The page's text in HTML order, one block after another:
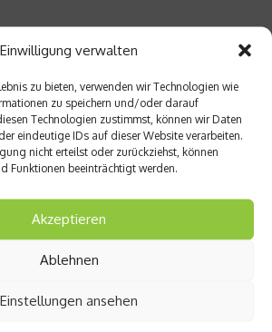
Einwilligung verwalten
zu bieten, verwenden wir Technologien wie
zu speichern und/oder darauf
Technologien zustimmst, können wir Daten
eindeutige IDs auf dieser Website verarbeiten.
nicht erteilst oder zurückziehst, können
Funktionen beeinträchtigt werden.
Akzeptieren
Ablehnen
Einstellungen ansehen
über ihr Buch „Yoga Power“